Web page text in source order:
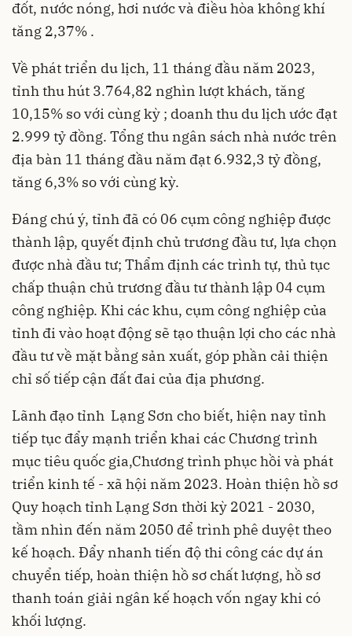
đốt, nước nóng, hơi nước và điều hòa không khí
tăng 2,37% .
Về phát triển du lịch, 11 tháng đầu năm 2023,
tỉnh thu hút 3.764,82 nghìn lượt khách, tăng
10,15% so với cùng kỳ ; doanh thu du lịch ước đạt
2.999 tỷ đồng. Tổng thu ngân sách nhà nước trên
địa bàn 11 tháng đầu năm đạt 6.932,3 tỷ đồng,
tăng 6,3% so với cùng kỳ.
Đáng chú ý, tỉnh đã có 06 cụm công nghiệp được
thành lập, quyết định chủ trương đầu tư, lựa chọn
được nhà đầu tư; Thẩm định các trình tự, thủ tục
chấp thuận chủ trương đầu tư thành lập 04 cụm
công nghiệp. Khi các khu, cụm công nghiệp của
tỉnh đi vào hoạt động sẽ tạo thuận lợi cho các nhà
đầu tư về mặt bằng sản xuất, góp phần cải thiện
chỉ số tiếp cận đất đai của địa phương.
Lãnh đạo tỉnh Lạng Sơn cho biết, hiện nay tỉnh
tiếp tục đẩy mạnh triển khai các Chương trình
mục tiêu quốc gia,Chương trình phục hồi và phát
triển kinh tế - xã hội năm 2023. Hoàn thiện hồ sơ
Quy hoạch tỉnh Lạng Sơn thời kỳ 2021 - 2030,
tầm nhìn đến năm 2050 để trình phê duyệt theo
kế hoạch. Đẩy nhanh tiến độ thi công các dự án
chuyển tiếp, hoàn thiện hồ sơ chất lượng, hồ sơ
thanh toán giải ngân kế hoạch vốn ngay khi có
khối lượng.